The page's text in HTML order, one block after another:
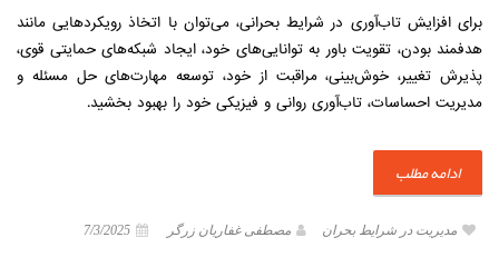
برای افزایش تاب‌آوری در شرایط بحرانی، می‌توان با اتخاذ رویکردهایی مانند
هدفمند بودن، تقویت باور به توانایی‌های خود، ایجاد شبکه‌های حمایتی قوی،
پذیرش تغییر، خوش‌بینی، مراقبت از خود، توسعه مهارت‌های حل مسئله و
مدیریت احساسات، تاب‌آوری روانی و فیزیکی خود را بهبود بخشید.
ادامه مطلب
مصطفی غفاریان زرگر 7/3/2025 مدیریت در شرایط بحران